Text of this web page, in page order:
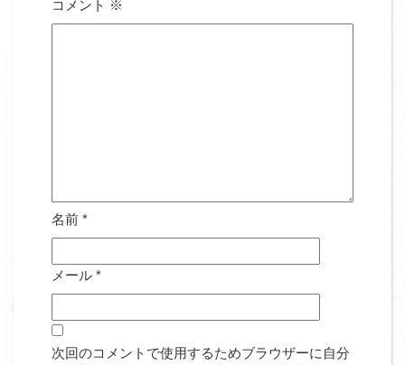
コメント ※
名前 *
メール *
次回のコメントで使用するためブラウザーに自分